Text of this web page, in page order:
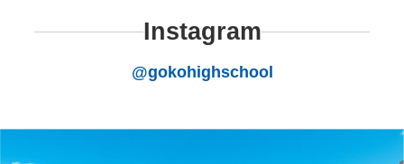
Instagram
@gokohighschool